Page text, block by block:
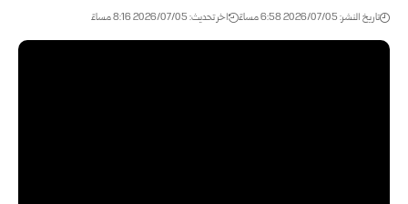
تاريخ النشر: 2026/07/05 6:58 مساءً اخر تحديث: 2026/07/05 8:16 مساءً